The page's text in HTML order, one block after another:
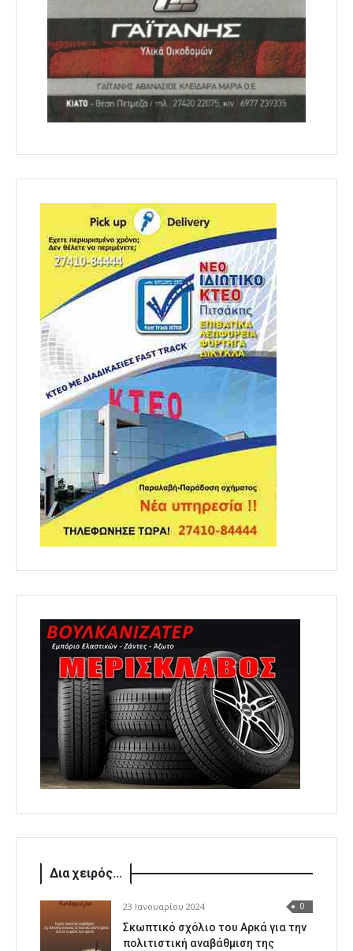
Δια χειρός...
23 Ιανουαρίου 2024 0
Σκωπτικό σχόλιο του Αρκά για την
πολιτιστική αναβάθμιση της